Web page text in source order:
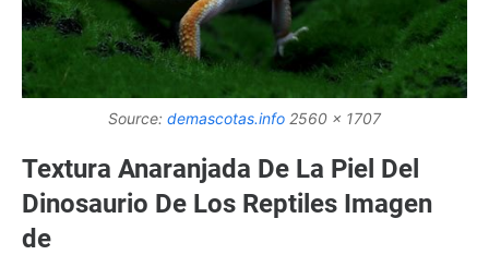
Source: demascotas.info 2560 x 1707
Textura Anaranjada De La Piel Del
Dinosaurio De Los Reptiles Imagen
de